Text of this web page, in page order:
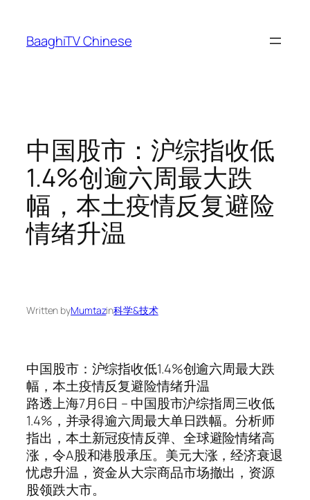
content
BaaghiTV Chinese
中国股市：沪综指收低
1.4%创逾六周最大跌
幅，本土疫情反复避险
情绪升温
Written byMumtazin科学&技术
中国股市：沪综指收低1.4%创逾六周最大跌
幅，本土疫情反复避险情绪升温
路透上海7月6日 – 中国股市沪综指周三收低
1.4%，并录得逾六周最大单日跌幅。分析师
指出，本土新冠疫情反弹、全球避险情绪高
涨，令A股和港股承压。美元大涨，经济衰退
忧虑升温，资金从大宗商品市场撤出，资源
股领跌大市。